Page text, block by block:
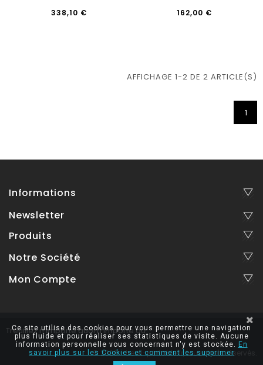
338,10 €
162,00 €
AFFICHAGE 1-2 DE 2 ARTICLE(S)
1
Informations
Newsletter
Produits
Notre Société
Mon Compte
Treuillez n'importe quoi n'importe où
© 2026 - treuil-portable.fr, tous droits réservés.
Ce site utilise des cookies pour vous permettre une navigation
plus fluide et pour réaliser ses statistiques de visite. Aucune
information personnelle vous concernant n'y est stockée. En
savoir plus sur les Cookies et comment les supprimer